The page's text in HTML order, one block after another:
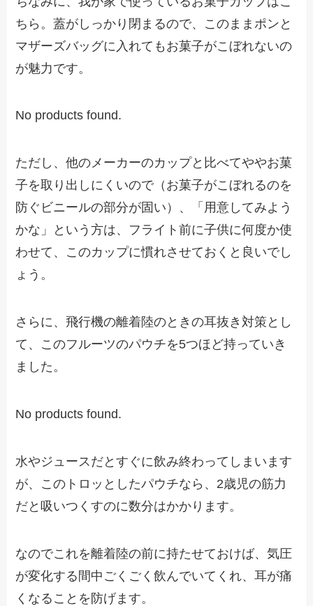
ちら。蓋がしっかり閉まるので、このままポンと
マザーズバッグに入れてもお菓子がこぼれないの
が魅力です。
No products found.
ただし、他のメーカーのカップと比べてややお菓
子を取り出しにくいので（お菓子がこぼれるのを
防ぐビニールの部分が固い）、「用意してみよう
かな」という方は、フライト前に子供に何度か使
わせて、このカップに慣れさせておくと良いでし
ょう。
さらに、飛行機の離着陸のときの耳抜き対策とし
て、このフルーツのパウチを5つほど持っていき
ました。
No products found.
水やジュースだとすぐに飲み終わってしまいます
が、このトロッとしたパウチなら、2歳児の筋力
だと吸いつくすのに数分はかかります。
なのでこれを離着陸の前に持たせておけば、気圧
が変化する間中ごくごく飲んでいてくれ、耳が痛
くなることを防げます。